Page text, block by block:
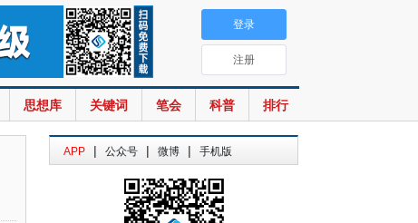
思想库 关键词 笔会 科普 排行
登录
注册
APP | 公众号 | 微博 | 手机版